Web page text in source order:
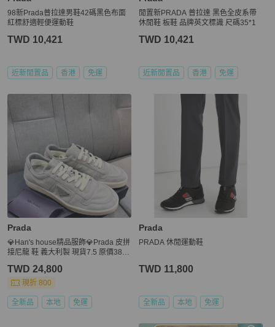
98新Prada普拉達男鞋42碼黑色布面
紅標舒適輕便運動鞋
TWD 10,421
近新閒置品 香港 免運
閒置新PRADA 普拉達 黑色全皮系帶
休閒鞋 板鞋 品牌英文標識 尺碼35*1
TWD 10,421
近新閒置品 香港 免運
Prada
💎Han's house精品服飾💎Prada 皮拼
接尼龍 鞋 義大利製 現貨7.5 原價3800
TWD 24,800
現折 800
全新品 本地 免運
Prada
PRADA 休閒運動鞋
TWD 11,800
全新品 本地 免運